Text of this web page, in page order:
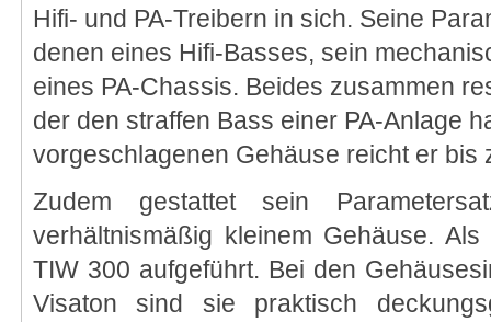
Hifi- und PA-Treibern in sich. Seine
denen eines Hifi-Basses, sein
eines PA-Chassis. Beides zusammen
der den straffen Bass einer PA-Anlage
vorgeschlagenen Gehäuse reicht er bis
Zudem gestattet sein
verhältnismäßig kleinem Gehäuse.
TIW 300 aufgeführt. Bei den
Visaton sind sie praktisch